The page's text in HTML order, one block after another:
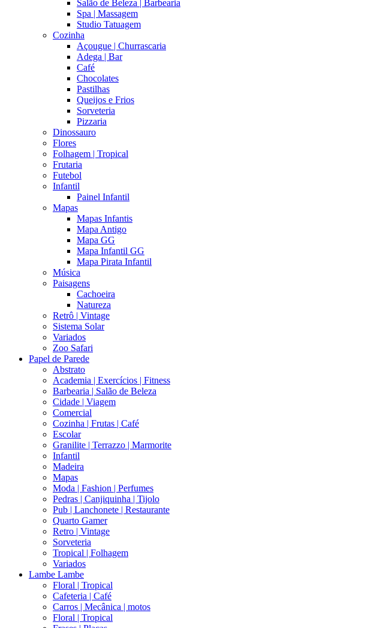
Salão de Beleza | Barbearia
Spa | Massagem
Studio Tatuagem
Cozinha
Açougue | Churrascaria
Adega | Bar
Café
Chocolates
Pastilhas
Queijos e Frios
Sorveteria
Pizzaria
Dinossauro
Flores
Folhagem | Tropical
Frutaria
Futebol
Infantil
Painel Infantil
Mapas
Mapas Infantis
Mapa Antigo
Mapa GG
Mapa Infantil GG
Mapa Pirata Infantil
Música
Paisagens
Cachoeira
Natureza
Retrô | Vintage
Sistema Solar
Variados
Zoo Safari
Papel de Parede
Abstrato
Academia | Exercícios | Fitness
Barbearia | Salão de Beleza
Cidade | Viagem
Comercial
Cozinha | Frutas | Café
Escolar
Granilite | Terrazzo | Marmorite
Infantil
Madeira
Mapas
Moda | Fashion | Perfumes
Pedras | Canjiquinha | Tijolo
Pub | Lanchonete | Restaurante
Quarto Gamer
Retro | Vintage
Sorveteria
Tropical | Folhagem
Variados
Lambe Lambe
Floral | Tropical
Cafeteria | Café
Carros | Mecânica | motos
Floral | Tropical